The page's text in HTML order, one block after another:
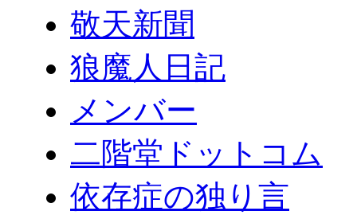
敬天新聞
狼魔人日記
メンバー
二階堂ドットコム
依存症の独り言